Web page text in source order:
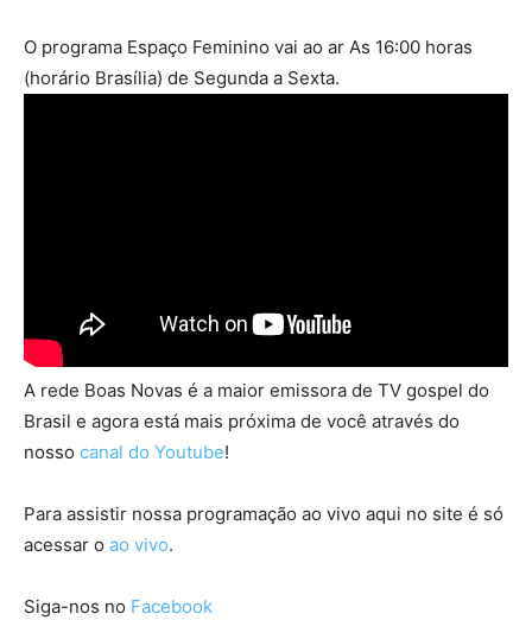
O programa Espaço Feminino vai ao ar As 16:00 horas
(horário Brasília) de Segunda a Sexta.
A rede Boas Novas é a maior emissora de TV gospel do
Brasil e agora está mais próxima de você através do
nosso canal do Youtube!
Para assistir nossa programação ao vivo aqui no site é só
acessar o ao vivo.
Siga-nos no Facebook